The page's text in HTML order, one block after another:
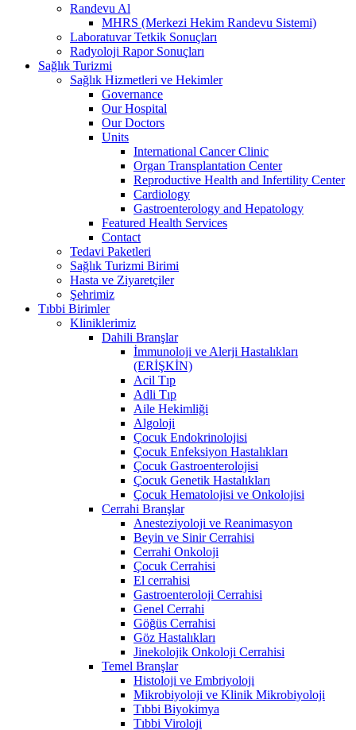
Randevu Al
MHRS (Merkezi Hekim Randevu Sistemi)
Laboratuvar Tetkik Sonuçları
Radyoloji Rapor Sonuçları
Sağlık Turizmi
Sağlık Hizmetleri ve Hekimler
Governance
Our Hospital
Our Doctors
Units
International Cancer Clinic
Organ Transplantation Center
Reproductive Health and Infertility Center
Cardiology
Gastroenterology and Hepatology
Featured Health Services
Contact
Tedavi Paketleri
Sağlık Turizmi Birimi
Hasta ve Ziyaretçiler
Şehrimiz
Tıbbi Birimler
Kliniklerimiz
Dahili Branşlar
İmmunoloji ve Alerji Hastalıkları
(ERİŞKİN)
Acil Tıp
Adli Tıp
Aile Hekimliği
Algoloji
Çocuk Endokrinolojisi
Çocuk Enfeksiyon Hastalıkları
Çocuk Gastroenterolojisi
Çocuk Genetik Hastalıkları
Çocuk Hematolojisi ve Onkolojisi
Cerrahi Branşlar
Anesteziyoloji ve Reanimasyon
Beyin ve Sinir Cerrahisi
Cerrahi Onkoloji
Çocuk Cerrahisi
El cerrahisi
Gastroenteroloji Cerrahisi
Genel Cerrahi
Göğüs Cerrahisi
Göz Hastalıkları
Jinekolojik Onkoloji Cerrahisi
Temel Branşlar
Histoloji ve Embriyoloji
Mikrobiyoloji ve Klinik Mikrobiyoloji
Tıbbi Biyokimya
Tıbbi Viroloji